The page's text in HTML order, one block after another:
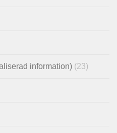
information) (23)